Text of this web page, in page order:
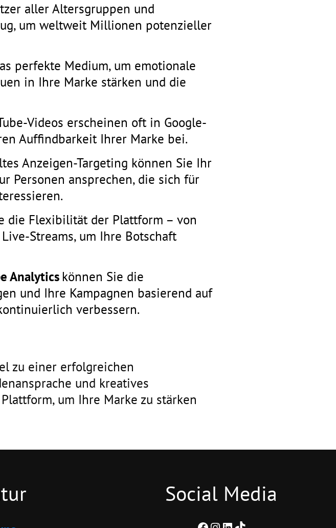
aller Altersgruppen und
um weltweit Millionen potenzieller
perfekte Medium, um emotionale
in Ihre Marke stärken und die
Videos erscheinen oft in Google-
Auffindbarkeit Ihrer Marke bei.
Anzeigen-Targeting können Sie Ihr
Personen ansprechen, die sich für
die Flexibilität der Plattform – von
Streams, um Ihre Botschaft
Analytics können Sie die
und Ihre Kampagnen basierend auf
verbessern.
zu einer erfolgreichen
und kreatives
um Ihre Marke zu stärken
Social Media